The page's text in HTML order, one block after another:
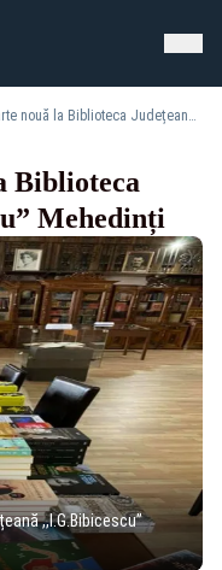
Colecție de carte nouă la Biblioteca Județeană ,,I.G.Bibicescu” Mehedinți
Biblioteca
Mehedinți
,,I.G.Bibicescu”